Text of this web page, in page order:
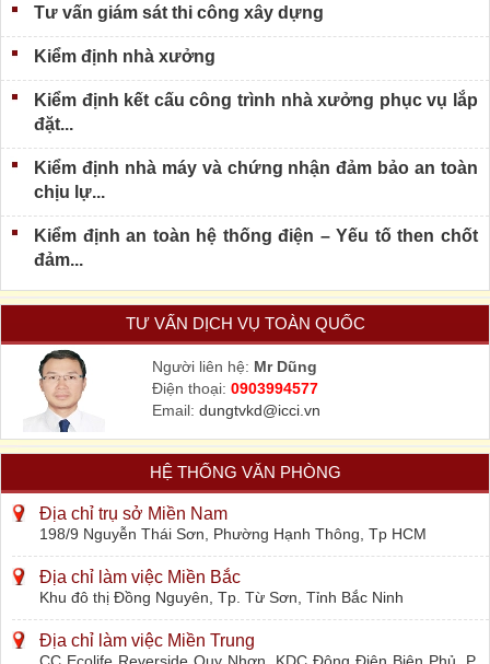
Tư vấn giám sát thi công xây dựng
Kiểm định nhà xưởng
Kiểm định kết cấu công trình nhà xưởng phục vụ lắp
đặt...
Kiểm định nhà máy và chứng nhận đảm bảo an toàn
chịu lự...
Kiểm định an toàn hệ thống điện – Yếu tố then chốt
đảm...
TƯ VẤN DỊCH VỤ TOÀN QUỐC
Người liên hệ: Mr Dũng
Điện thoại: 0903994577
Email: dungtvkd@icci.vn
HỆ THỐNG VĂN PHÒNG
Địa chỉ trụ sở Miền Nam
198/9 Nguyễn Thái Sơn, Phường Hạnh Thông, Tp HCM
Địa chỉ làm việc Miền Bắc
Khu đô thị Đồng Nguyên, Tp. Từ Sơn, Tỉnh Bắc Ninh
Địa chỉ làm việc Miền Trung
CC Ecolife Reverside Quy Nhơn, KDC Đông Điện Biên Phủ, P.